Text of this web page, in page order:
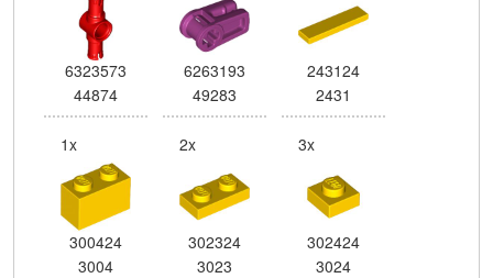
6323573
44874
6263193
49283
243124
2431
1x
300424
3004
2x
302324
3023
3x
302424
3024